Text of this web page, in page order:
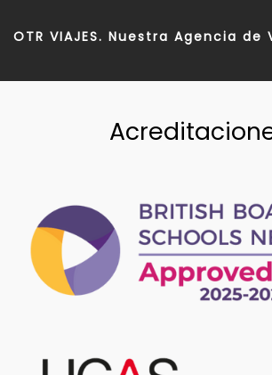
OTR VIAJES. Nuestra Agencia de